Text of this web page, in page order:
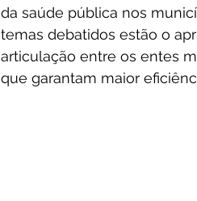
da saúde pública nos
temas debatidos estão o
articulação entre os entes
que garantam maior